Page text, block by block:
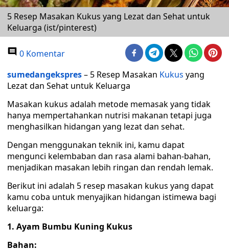
5 Resep Masakan Kukus yang Lezat dan Sehat untuk
Keluarga (ist/pinterest)
0 Komentar
sumedangekspres– 5 Resep Masakan Kukus yang
Lezat dan Sehat untuk Keluarga
Masakan kukus adalah metode memasak yang tidak
hanya mempertahankan nutrisi makanan tetapi juga
menghasilkan hidangan yang lezat dan sehat.
Dengan menggunakan teknik ini, kamu dapat
mengunci kelembaban dan rasa alami bahan-bahan,
menjadikan masakan lebih ringan dan rendah lemak.
Berikut ini adalah 5 resep masakan kukus yang dapat
kamu coba untuk menyajikan hidangan istimewa bagi
keluarga:
1. Ayam Bumbu Kuning Kukus
Bahan: